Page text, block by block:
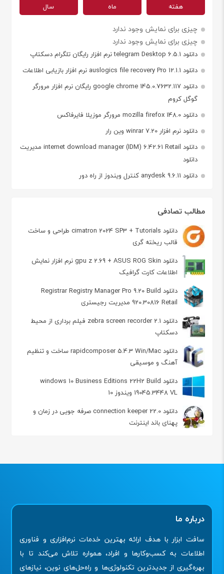
هفته ماه سال
چیزی برای نمایش وجود ندارد
چیزی برای نمایش وجود ندارد
دانلود telegram Desktop 6.5.1 نرم افزار رایگان تلگرام دسکتاپ
دانلود auslogics file recovery Pro 12.1.1 نرم افزار بازیابی اطلاعات
دانلود google chrome 145.0.7632.117 رایگان نرم افزار مرورگر
گوگل کروم
دانلود mozilla firefox 148.0 مرورگر موزیلا فایرفاکس
دانلود نرم افزار winrar 7.20 وین رار
دانلود internet download manager (IDM) 6.42.61 Retail مدیریت
دانلود
دانلود anydesk 9.6.11 کنترل ویندوز از راه دور
مطالب تصادفی
دانلود cimatron 2024 SP3 + Tutorials طراحی و ساخت
قالب ریخته گری
دانلود gpu z 2.69 + ASUS ROG Skin نرم افزار نمایش
اطلاعات کارت گرافیک
دانلود Registrar Registry Manager Pro 9.20 Build
920.30816 Retail مدیریت رجیستری
دانلود zebra screen recorder 2.1 فیلم برداری از محیط
دسکتاپ
دانلود rapidcomposer 5.4.3 Win/Mac ساخت و تنظیم
آهنگ و موسیقی
دانلود windows 10 Business Editions 22H2 Build
19045.3448 VL ویندوز 10
دانلود connection keeper 22.0 صرفه جویی در زمان و
پهنای باند اینترنت
درباره ما
سافت ابزار با هدف ارائه بهترین خدمات نرم‌افزاری و فناوری
اطلاعات به کسب‌وکارها و افراد، همواره تلاش می‌کند تا با
بهره‌گیری از جدیدترین تکنولوژی‌ها و راه‌حل‌های نوین، نیازهای